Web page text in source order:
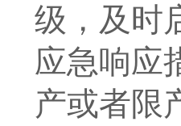
级，及时
应急响应
产或者限